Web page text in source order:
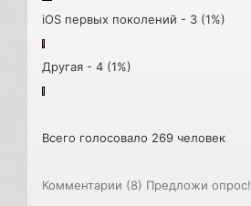
iOS первых поколений - 3 (1%)
Другая - 4 (1%)
Всего голосовало 269 человек
Комментарии (8) Предложи опрос!